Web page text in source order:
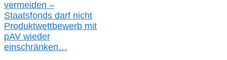
vermeiden –
Staatsfonds darf nicht
Produktwettbewerb mit
pAV wieder
einschränken…